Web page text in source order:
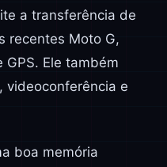
a transferência de
recentes Moto G,
Ele também
videoconferência e
boa memória